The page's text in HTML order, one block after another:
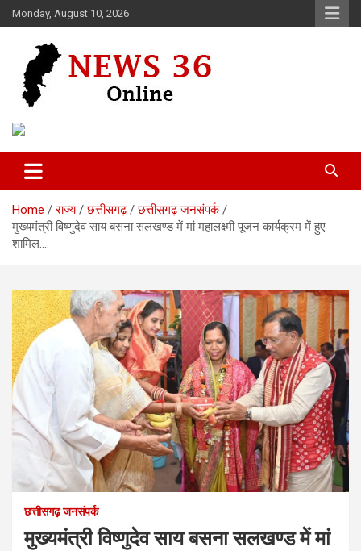
Skip
to
Monday, August 10, 2026
News 36
Home राज्य छत्तीसगढ़
छत्तीसगढ़ जनसंपर्क
मुख्यमंत्री विष्णुदेव साय बसना सलखण्ड में मां महालक्ष्मी पूजन कार्यक्रम में हुए
शामिल….
छत्तीसगढ़ जनसंपर्क
मुख्यमंत्री विष्णुदेव साय बसना सलखण्ड में मां